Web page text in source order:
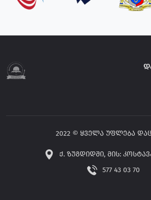
2022 © ყველა უფლება
ქ. ზუგდიდში, მის:
577 43 03 70